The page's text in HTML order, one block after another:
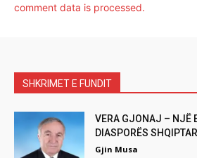
comment data is processed.
SHKRIMET E FUNDIT
VERA GJONAJ – NJË
DIASPORËS
Gjin Musa